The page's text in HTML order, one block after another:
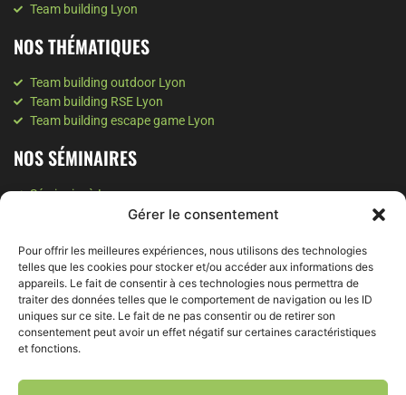
Gérer le consentement
Pour offrir les meilleures expériences, nous utilisons des technologies
telles que les cookies pour stocker et/ou accéder aux informations des
appareils. Le fait de consentir à ces technologies nous permettra de
traiter des données telles que le comportement de navigation ou les ID
uniques sur ce site. Le fait de ne pas consentir ou de retirer son
consentement peut avoir un effet négatif sur certaines caractéristiques
et fonctions.
Team building Lyon
NOS THÉMATIQUES
Team building outdoor Lyon
Team building RSE Lyon
Team building escape game Lyon
NOS SÉMINAIRES
Séminaire à Lyon
Séminaire à Valence
Séminaire Montagne
NOS SOIRÉES
Soirée d'entreprise à Grenoble
Soirée d'entreprise à Lyon